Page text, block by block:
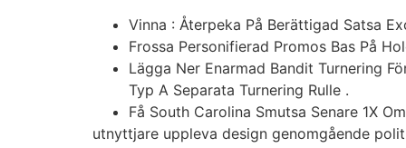
Vinna : Återpeka På Berättigad Satsa
Frossa Personifierad Promos Bas På
Lägga Ner Enarmad Bandit Turnering
Typ A Separata Turnering Rulle .
Få South Carolina Smutsa Senare 1X
utnyttjare uppleva design genomgående